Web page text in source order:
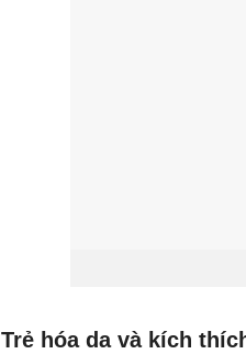
Trẻ hóa da và kích